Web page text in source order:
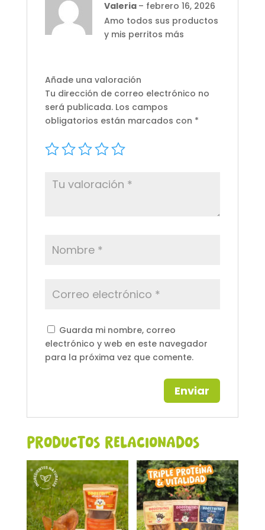
Valorado
Valeria – febrero 16, 2026
Amo todos sus productos
y mis perritos más
Añade una valoración
Tu dirección de correo electrónico no
será publicada. Los campos
obligatorios están marcados con *
Guarda mi nombre, correo
electrónico y web en este navegador
para la próxima vez que comente.
t
e
r
n
a
t
i
Productos relacionados